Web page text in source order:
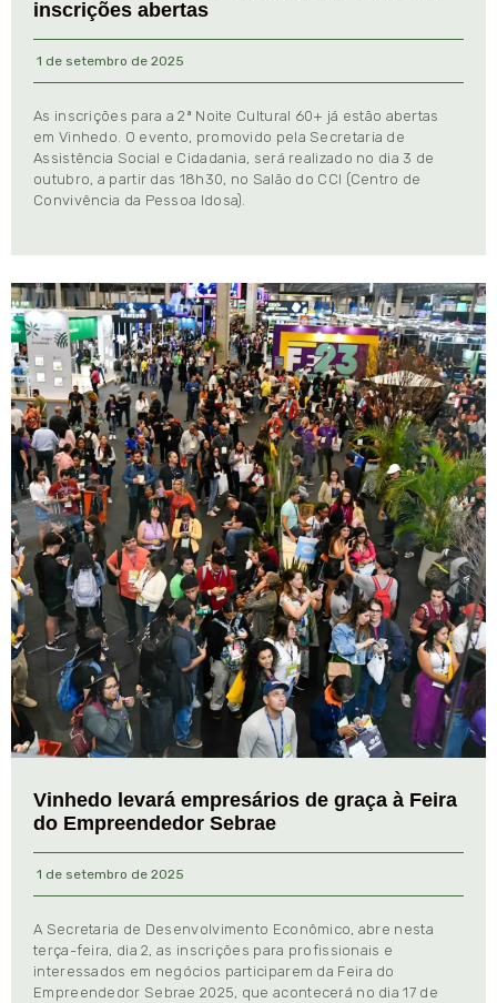
inscrições abertas
1 de setembro de 2025
As inscrições para a 2ª Noite Cultural 60+ já estão abertas
em Vinhedo. O evento, promovido pela Secretaria de
Assistência Social e Cidadania, será realizado no dia 3 de
outubro, a partir das 18h30, no Salão do CCI (Centro de
Convivência da Pessoa Idosa).
Vinhedo levará empresários de graça à Feira
do Empreendedor Sebrae
1 de setembro de 2025
A Secretaria de Desenvolvimento Econômico, abre nesta
terça-feira, dia 2, as inscrições para profissionais e
interessados em negócios participarem da Feira do
Empreendedor Sebrae 2025, que acontecerá no dia 17 de